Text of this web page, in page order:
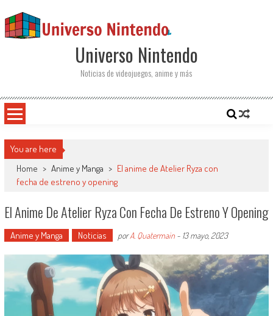
Universo Nintendo
Noticias de videojuegos, anime y más
You are here
Home > Anime y Manga > El anime de Atelier Ryza con
fecha de estreno y opening
El Anime De Atelier Ryza Con Fecha De Estreno Y Opening
Anime y Manga Noticias porA. Quatermain- 13 mayo, 2023